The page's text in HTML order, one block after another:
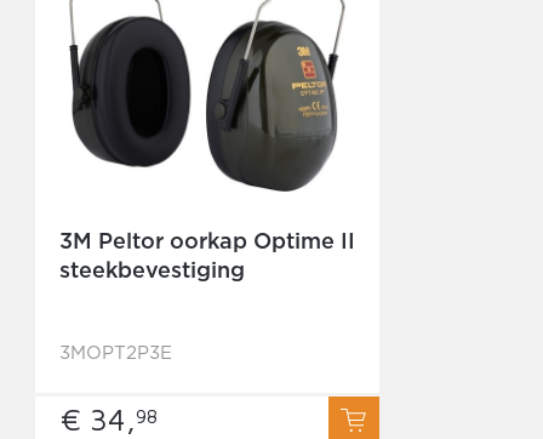
3M Peltor oorkap Optime II
steekbevestiging
3MOPT2P3E
€ 34,98